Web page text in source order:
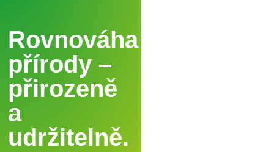
Rovnováha
přírody –
přirozeně
a
udržitelně.